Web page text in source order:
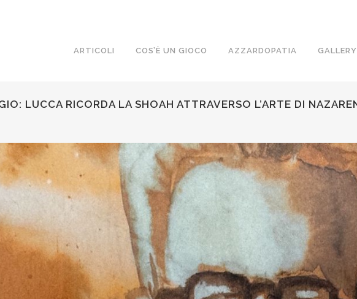
ARTICOLI COS’È UN GIOCO AZZARDOPATIA GALLERY
LUCCA RICORDA LA SHOAH ATTRAVERSO L’ARTE DI